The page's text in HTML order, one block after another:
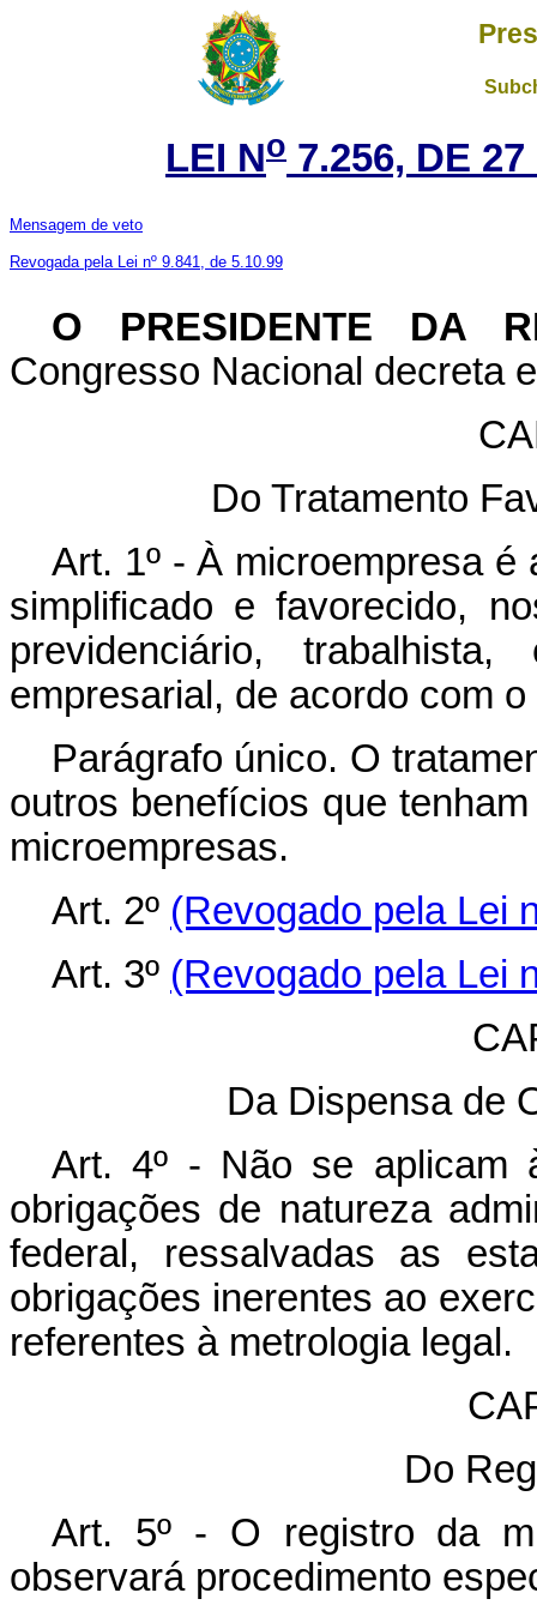
LEI No 7.256, DE
Mensagem de veto
Revogada pela Lei nº 9.841, de 5.10.99
O
PRESIDENTE DA
Congresso Nacional decreta
Do Tratamento
Art. 1º - À microempresa
simplificado e favorecido,
previdenciário,
empresarial, de acordo com
Parágrafo único. O
outros benefícios que
microempresas.
Art. 2º (Revogado pela Lei
Art. 3º (Revogado pela Lei
Da Dispensa de
Art. 4º - Não se aplicam
obrigações de natureza
federal, ressalvadas as
obrigações inerentes ao
referentes à metrologia legal.
Do
Art. 5º - O registro da
observará procedimento